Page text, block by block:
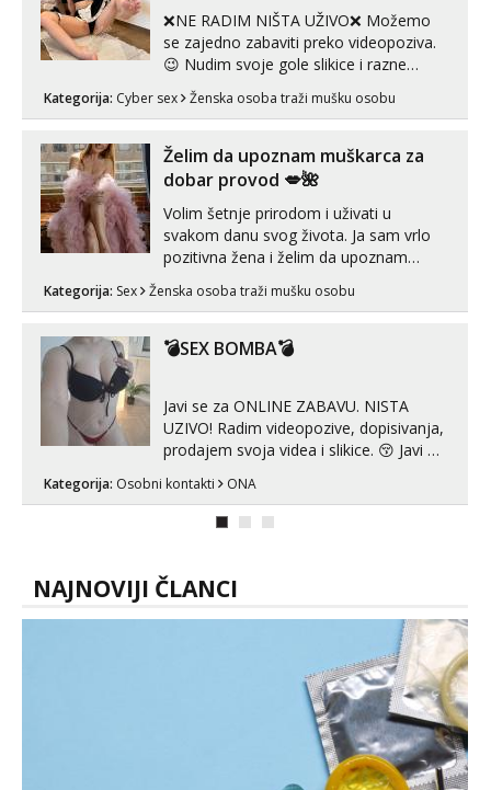
❌NE RADIM NIŠTA UŽIVO❌ Možemo
se zajedno zabaviti preko videopoziva.
😉 Nudim svoje gole slikice i razne
videouradke. 🤩 Za online zabavu pošalji
poruku na Whatsapp, Telegram ili Viber.
autentičnosti možeš me vidjeti na
videopozivu. 😉 S vama sam vec 5 ...
Kategorija: Cyber sex Ženska osoba traži mušku osobu
Želim da upoznam muškarca za
dobar provod 💋🌺
Volim šetnje prirodom i uživati u
svakom danu svog života. Ja sam vrlo
pozitivna žena i želim da upoznam
može i nešto više.💋🌺 Klikni na link
Kategorija: Sex Ženska osoba traži mušku osobu
💣SEX BOMBA💣
Javi se za ONLINE ZABAVU. NISTA
UZIVO! Radim videopozive, dopisivanja,
prodajem svoja videa i slikice. 😚 Javi mi
Telegram. +385 91 723 0045
Kategorija: Osobni kontakti ONA
NAJNOVIJI ČLANCI